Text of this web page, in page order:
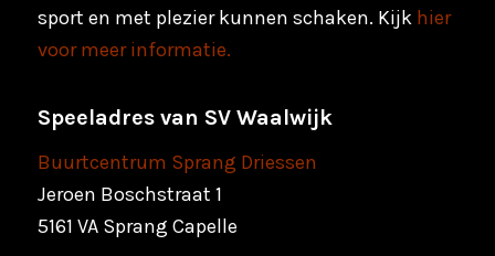
sport en met plezier kunnen schaken. Kijk hier
voor meer informatie.
Speeladres van SV Waalwijk
Buurtcentrum Sprang Driessen
Jeroen Boschstraat 1
5161 VA Sprang Capelle